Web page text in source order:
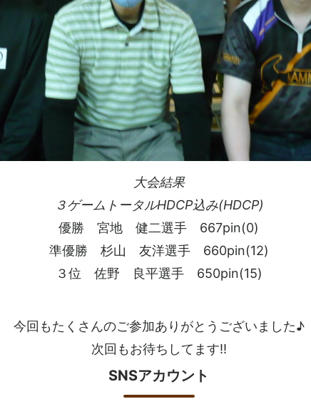
大会結果
３ゲームトータルHDCP込み(HDCP)
優勝 宮地 健二選手 667pin(0)
準優勝 杉山 友洋選手 660pin(12)
３位 佐野 良平選手 650pin(15)
今回もたくさんのご参加ありがとうございました♪
次回もお待ちしてます!!
SNSアカウント